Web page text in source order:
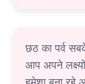
छठ का पर्व
आप अपने